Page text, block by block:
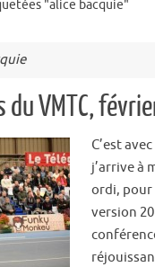
"alice bacquie"
du VMTC,
C’est
j’arrive à
ordi, pour
version